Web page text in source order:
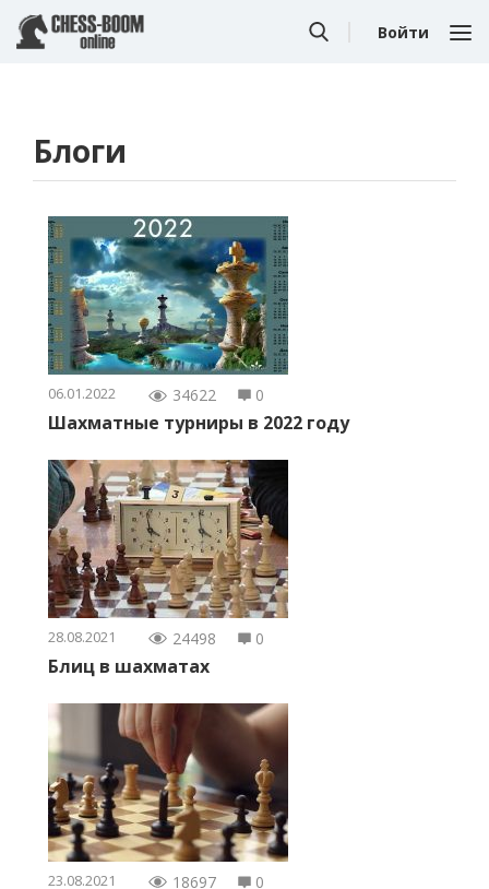
Войти
Блоги
06.01.2022 34622 0
Шахматные турниры в 2022 году
28.08.2021 24498 0
Блиц в шахматах
23.08.2021 18697 0